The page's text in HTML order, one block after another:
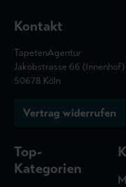
Kontakt
TapetenAgentur
Jakobstrasse 66 (Innenhof)
50678 Köln
Vertrag widerrufen
Top-
Kategorien